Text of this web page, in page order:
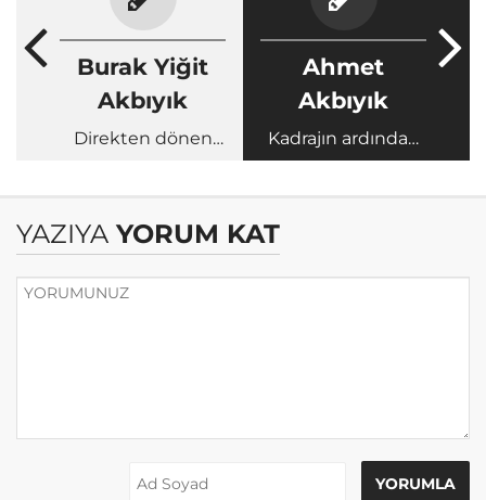
Burak Yiğit
Akbıyık
Direkten dönen
Ahmet
Akbıyık
Kadrajın ardından
32 yıl…
YAZIYA YORUM KAT